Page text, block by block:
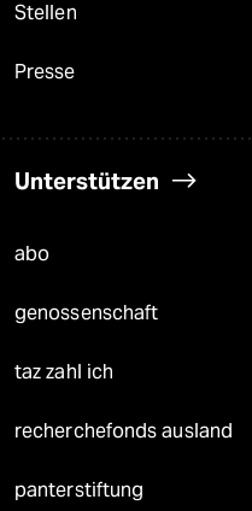
Stellen
Presse
Unterstützen
abo
genossenschaft
taz zahl ich
recherchefonds ausland
panterstiftung